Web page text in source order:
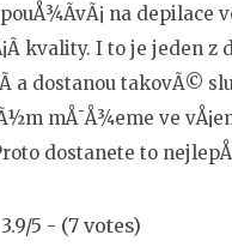
na depilace
kvality. I to je jeden z
a dostanou takovÃ©
mÅ¯Å¾eme ve
dostanete to
3.9/5 - (7 votes)